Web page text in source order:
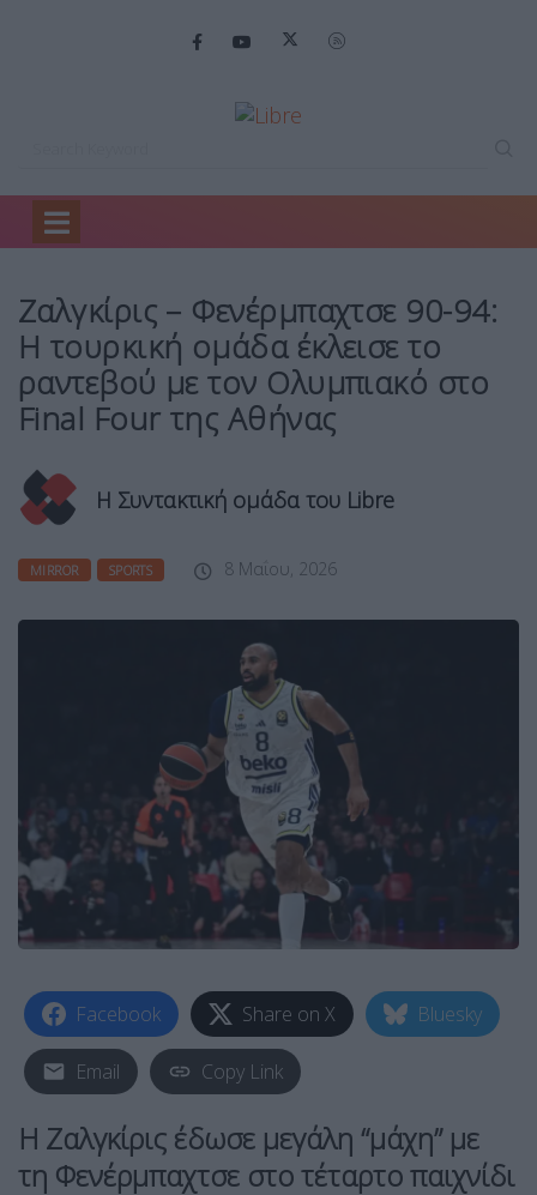
Home
Ζαλγκίρις – Φενέρμπαχτσε 90-94:
Η τουρκική ομάδα έκλεισε το
ραντεβού με τον Ολυμπιακό στο
Final Four της Αθήνας
Η Συντακτική ομάδα του Libre
MIRROR SPORTS 8 Μαΐου, 2026
Facebook Share on X Bluesky
Email Copy Link
Η Ζαλγκίρις έδωσε μεγάλη “μάχη” με
τη Φενέρμπαχτσε στο τέταρτο παιχνίδι